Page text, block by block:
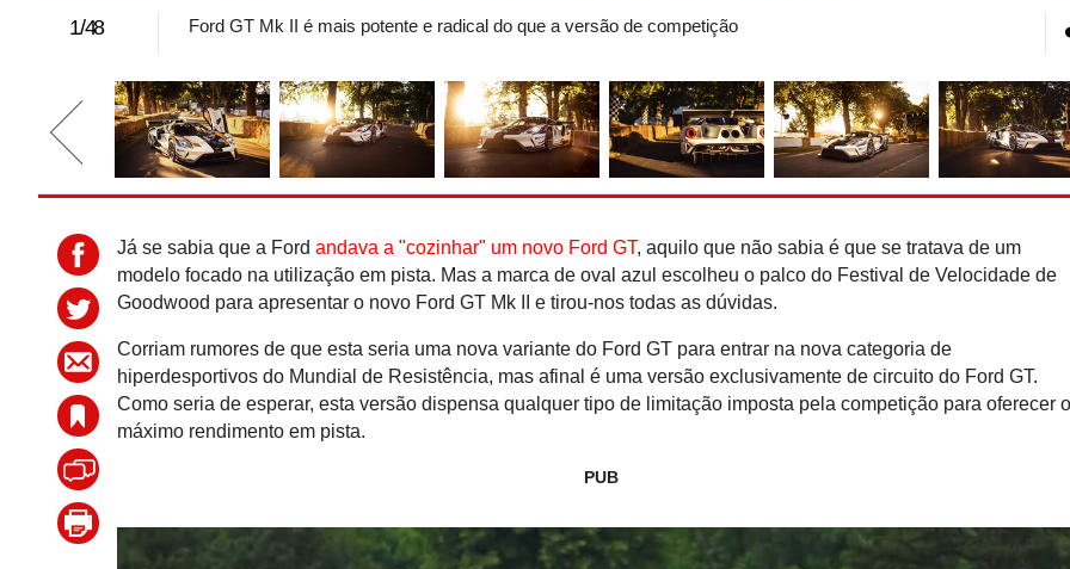
1/48 Ford GT Mk II é mais potente e radical do que a versão de competição
Já se sabia que a Fordandava a "cozinhar" um novo Ford GT, aquilo que não sabia é que se tratava de um
modelo focado na utilização em pista. Mas a marca de oval azul escolheu o palco do Festival de Velocidade de
Goodwood para apresentar o novo Ford GT Mk II e tirou-nos todas as dúvidas.
Corriam rumores de que esta seria uma nova variante do Ford GT para entrar na nova categoria de
hiperdesportivos do Mundial de Resistência, mas afinal é uma versão exclusivamente de circuito do Ford GT.
Como seria de esperar, esta versão dispensa qualquer tipo de limitação imposta pela competição para oferecer o
máximo rendimento em pista.
PUB
Recorde do Guiness:
e-Power ''rola'' 2.000
reabastecer